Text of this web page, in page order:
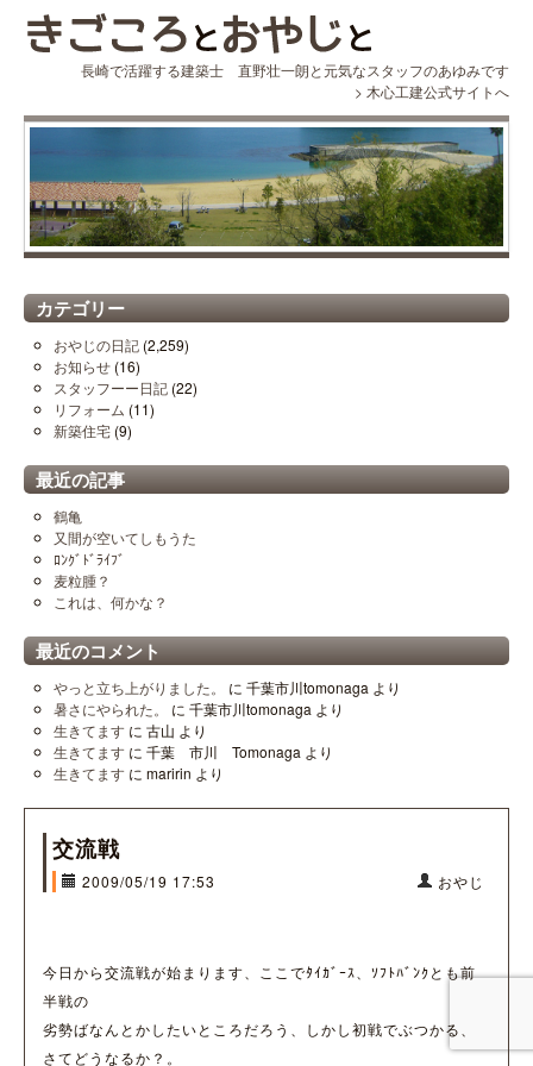
長崎で活躍する建築士 直野壮一朗と元気なスタッフのあゆみです
> 木心工建公式サイトへ
カテゴリー
おやじの日記 (2,259)
お知らせ (16)
スタッフーー日記 (22)
リフォーム (11)
新築住宅 (9)
最近の記事
鶴亀
又間が空いてしもうた
ﾛﾝｸﾞﾄﾞﾗｲﾌﾞ
麦粒腫？
これは、何かな？
最近のコメント
やっと立ち上がりました。 に 千葉市川tomonaga より
暑さにやられた。
に 千葉市川tomonaga より
生きてます に 古山 より
生きてます に 千葉 市川 Tomonaga より
生きてます に maririn より
交流戦
2009/05/19 17:53 おやじ
今日から交流戦が始まります、ここでﾀｲｶﾞｰｽ、ｿﾌﾄﾊﾞﾝｸとも前
半戦の
劣勢ばなんとかしたいところだろう、しかし初戦でぶつかる、
さてどうなるか？。